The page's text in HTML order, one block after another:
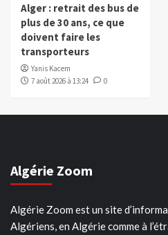
Alger : retrait des bus de
plus de 30 ans, ce que
doivent faire les
transporteurs
Yanis Kacem
7 août 2026 à 13:24
0
Algérie Zoom
Algérie Zoom est un site
Algériens, en Algérie comme à